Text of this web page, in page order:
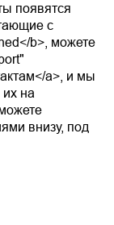
появятся
с
b>, можете
a>, и мы
на
внизу, под